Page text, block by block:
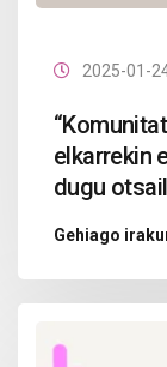
2025-01-
elkarrekin
dugu
Gehiago